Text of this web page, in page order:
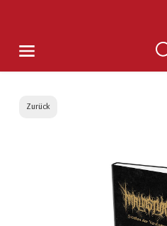
Zurück
Bildergalerie überspringen